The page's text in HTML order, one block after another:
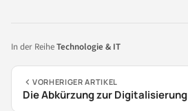
In der ReiheTechnologie & IT
VORHERIGER ARTIKEL
Die Abkürzung zur Digitalisierung